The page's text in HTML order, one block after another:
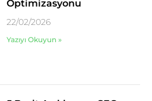
Optimizasyonu
22/02/2026
Yazıyı Okuyun »